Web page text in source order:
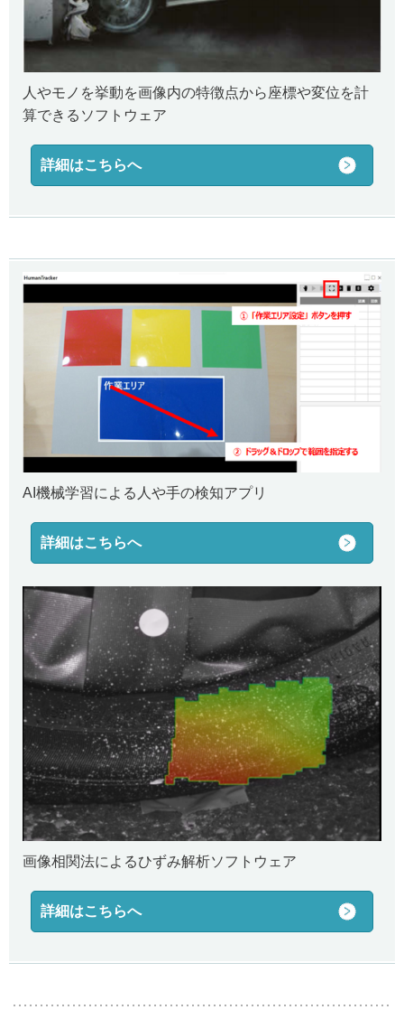
人やモノを挙動を画像内の特徴点から座標や変位を計
算できるソフトウェア
詳細はこちらへ
AI機械学習による人や手の検知アプリ
詳細はこちらへ
画像相関法によるひずみ解析ソフトウェア
詳細はこちらへ